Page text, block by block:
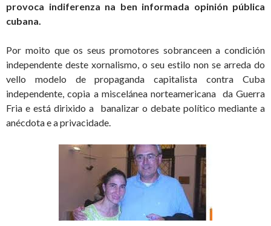
provoca indiferenza na ben informada opinión pública
cubana.
Por moito que os seus promotores sobranceen a condición
independente deste xornalismo, o seu estilo non se arreda do
vello modelo de propaganda capitalista contra Cuba
independente, copia a miscelánea norteamericana da Guerra
Fria e está dirixido a banalizar o debate político mediante a
anécdota e a privacidade.